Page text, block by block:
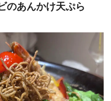
のあんかけ天ぷら